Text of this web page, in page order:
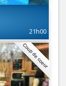
21h00
Coup de coeur